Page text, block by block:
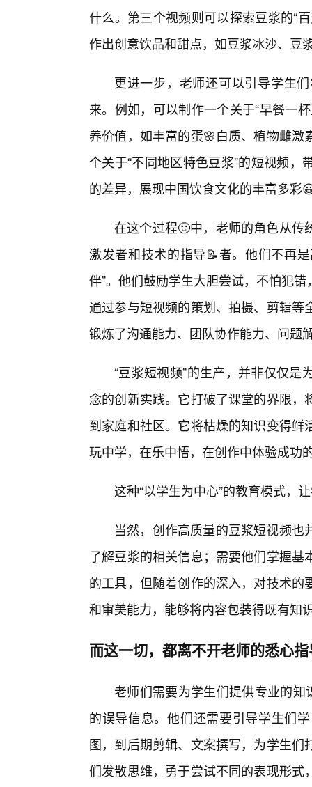
什么。第三个视频则可以探索豆浆的“
作出创意饮品和甜点，如豆浆冰沙、豆
更进一步，老师还可以引导学生
来。例如，可以制作一个关于“早餐一
养价值，如丰富的蛋🌸白质、植物雌
个关于“不同地区特色豆浆”的短视频
的差异，展现中国饮食文化的丰富多彩
在这个过程🙂中，老师的角色从传
激发者和技术的指导📝者。他们不再
伴”。他们鼓励学生大胆尝试，不怕犯
通过参与短视频的策划、拍摄、剪辑
锻炼了沟通能力、团队协作能力、问题
“豆浆短视频”的生产，并非仅仅
念的创新实践。它打破了课堂的界限
到家庭和社区。它将枯燥的知识变得
玩中学，在乐中悟，在创作中体验成功
这种“以学生为中心”的教育模式，
当然，创作高质量的豆浆短视频
了解豆浆的相关信息；需要他们掌握
的工具，但随着创作的深入，对技术
和审美能力，能够将内容包装得既有知
而这一切，都离不开老师的悉心
老师们需要为学生们提供专业的知
的误导信息。他们还需要引导学生们
图，到后期剪辑、文案撰写，为学生
们发散思维，勇于尝试不同的表现形